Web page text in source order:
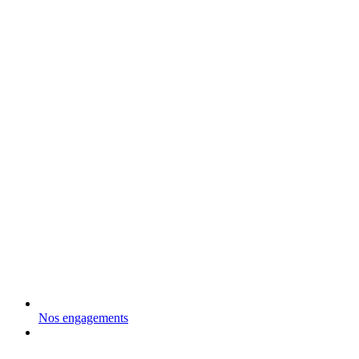
Nos engagements